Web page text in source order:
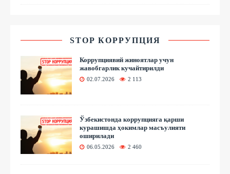
STOP КОРРУПЦИЯ
Коррупциявий жиноятлар учун
жавобгарлик кучайтирилди
02.07.2026 2 113
Ўзбекистонда коррупцияга қарши
курашишда ҳокимлар масъулияти
оширилади
06.05.2026 2 460